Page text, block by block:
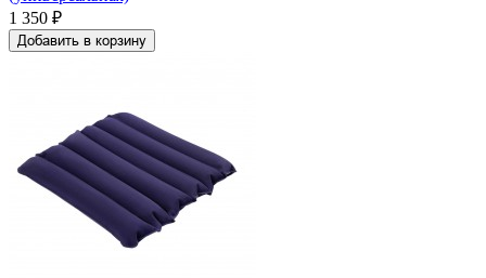
1 350 ₽
Добавить в корзину